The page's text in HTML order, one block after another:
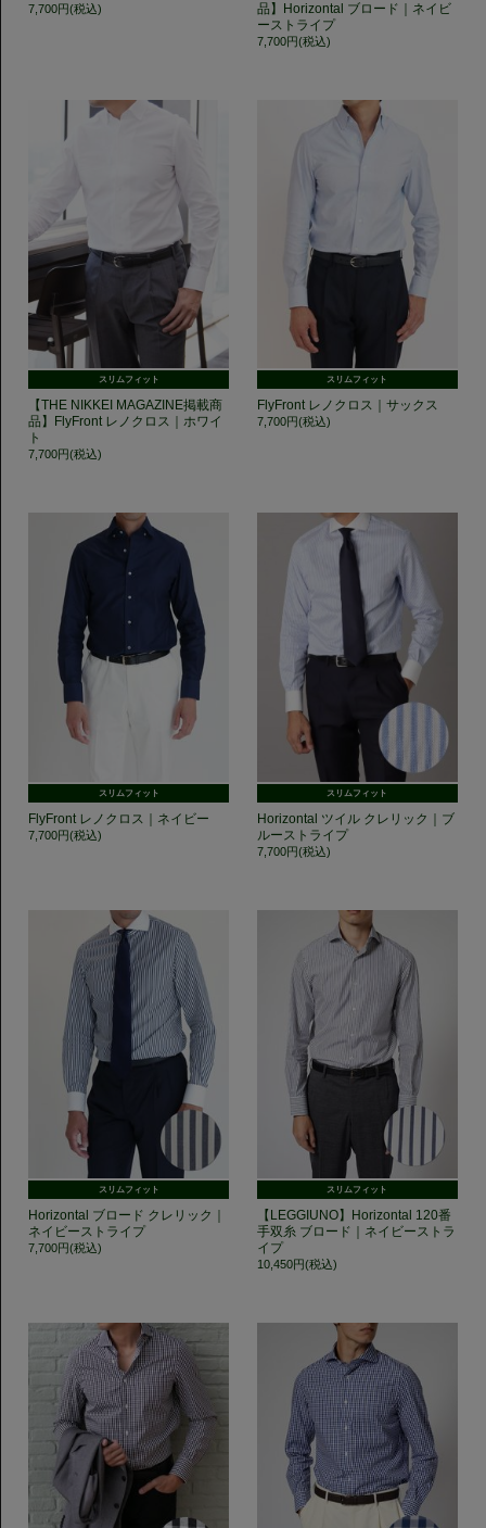
7,700円(税込)
品】Horizontal ブロード｜ネイビ
ーストライプ
7,700円(税込)
スリムフィット
【THE NIKKEI MAGAZINE掲載商
品】FlyFront レノクロス｜ホワイ
ト
7,700円(税込)
スリムフィット
FlyFront レノクロス｜サックス
7,700円(税込)
スリムフィット
FlyFront レノクロス｜ネイビー
7,700円(税込)
スリムフィット
Horizontal ツイル クレリック｜ブ
ルーストライプ
7,700円(税込)
スリムフィット
Horizontal ブロード クレリック｜
ネイビーストライプ
7,700円(税込)
スリムフィット
【LEGGIUNO】Horizontal 120番
手双糸 ブロード｜ネイビーストラ
イプ
10,450円(税込)